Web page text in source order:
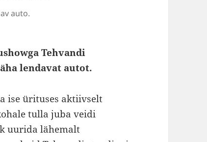
auto.
Tehvandi
lendavat autot.
ise ürituses aktiivselt
tulla juba veidi
uurida lähemalt